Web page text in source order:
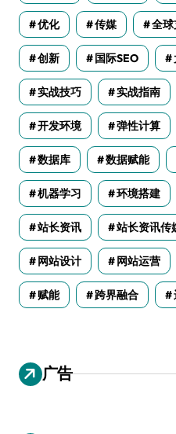
优化 传媒 全
创新 国际SEO
实战技巧 实战指南
开发环境 弹性计算
数据库 数据赋能
机器学习 环境搭建
站长资讯 站长资讯传
网站设计 网站运营
赋能 跨界融合
广告